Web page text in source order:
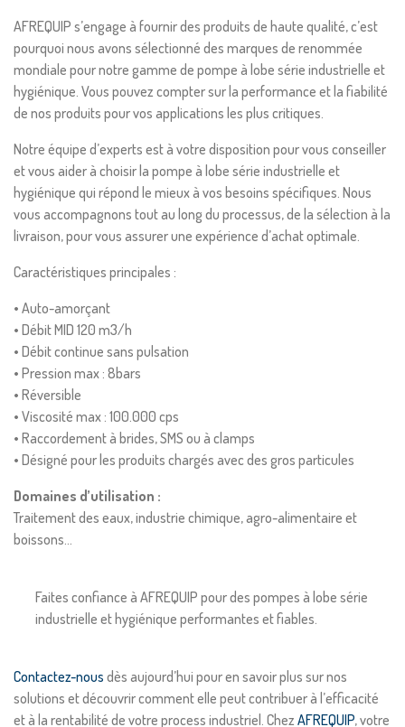
AFREQUIP s’engage à fournir des produits de haute qualité, c’est
pourquoi nous avons sélectionné des marques de renommée
mondiale pour notre gamme de pompe à lobe série industrielle et
hygiénique. Vous pouvez compter sur la performance et la fiabilité
de nos produits pour vos applications les plus critiques.
Notre équipe d’experts est à votre disposition pour vous conseiller
et vous aider à choisir la pompe à lobe série industrielle et
hygiénique qui répond le mieux à vos besoins spécifiques. Nous
vous accompagnons tout au long du processus, de la sélection à la
livraison, pour vous assurer une expérience d’achat optimale.
Caractéristiques principales :
• Auto-amorçant
• Débit MID 120 m3/h
• Débit continue sans pulsation
• Pression max : 8bars
• Réversible
• Viscosité max : 100.000 cps
• Raccordement à brides, SMS ou à clamps
• Désigné pour les produits chargés avec des gros particules
Domaines d’utilisation :
Traitement des eaux, industrie chimique, agro-alimentaire et
boissons…
Faites confiance à AFREQUIP pour des pompes à lobe série
industrielle et hygiénique performantes et fiables.
Contactez-nous dès aujourd’hui pour en savoir plus sur nos
solutions et découvrir comment elle peut contribuer à l’efficacité
et à la rentabilité de votre process industriel. Chez AFREQUIP, votre